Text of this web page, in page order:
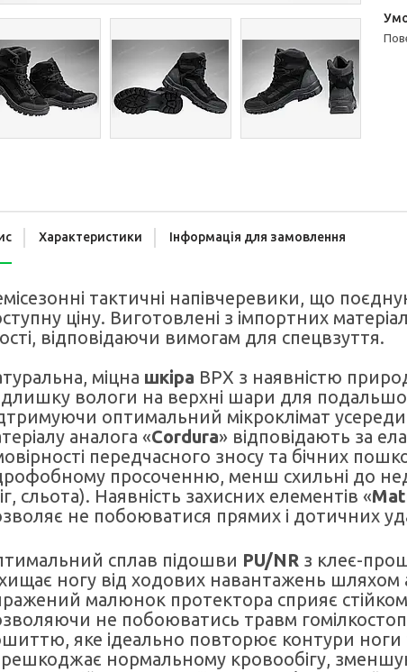
Характеристики Інформація для замовлення
тактичні напівчеревики, що
ціну. Виготовлені з імпортних
відповідаючи вимогам для спецвзуття.
міцна шкіра ВРХ з наявністю
вологи на верхні шари для
оптимальний мікроклімат
аналога «Cordura» відповідають за
передчасного зносу та бічних
просоченню, менш схильні до
сльота). Наявність захисних елементів «
не побоюватися прямих і дотичних
сплав підошви PU/NR з клеє-
ногу від ходових навантажень шляхом
малюнок протектора сприяє
не побоюватись травм
яке ідеально повторює контури ноги
нормальному кровообігу,